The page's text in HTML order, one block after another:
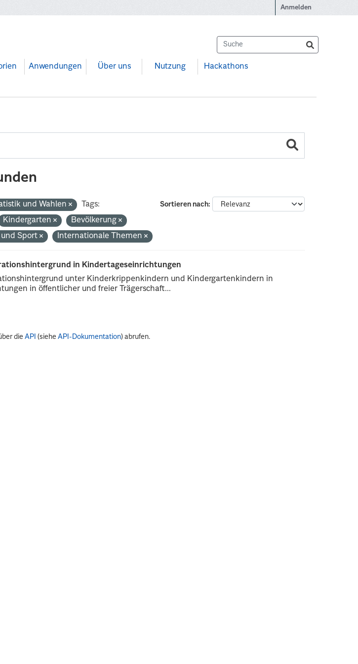
Anmelden
Anwendungen Über uns Nutzung Hackathons
Sortieren nach
und Wahlen
Tags:
Kindergarten
Bevölkerung
und Sport Internationale Themen
in Kindertageseinrichtungen
unter Kinderkrippenkindern und Kindergartenkindern in
in öffentlicher und freier Trägerschaft...
dieAPI (sieheAPI-Dokumentation) abrufen.